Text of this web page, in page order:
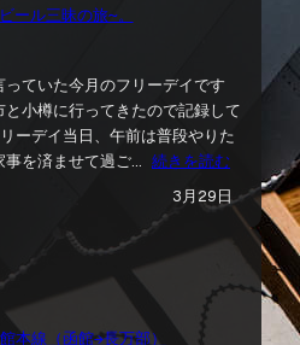
ール三昧の旅〜。
ていた今月のフリーデイです
小樽に行ってきたので記録して
ーデイ当日、午前は普段やりた
事を済ませて過ご… 続きを読む
3月29日
本線（函館→長万部）